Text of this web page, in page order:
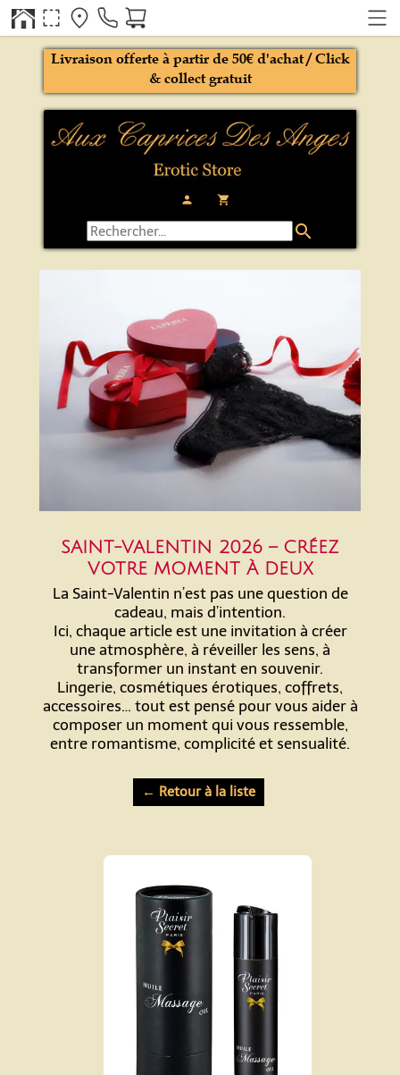
person local_grocery_store
Livraison offerte à partir de 50€ d'achat / Click
& collect gratuit
search
SAINT-VALENTIN 2026 – CRÉEZ
VOTRE MOMENT À DEUX
La Saint-Valentin n’est pas une question de
cadeau, mais d’intention.
Ici, chaque article est une invitation à créer
une atmosphère, à réveiller les sens, à
transformer un instant en souvenir.
Lingerie, cosmétiques érotiques, coffrets,
accessoires… tout est pensé pour vous aider à
composer un moment qui vous ressemble,
entre romantisme, complicité et sensualité.
← Retour à la liste